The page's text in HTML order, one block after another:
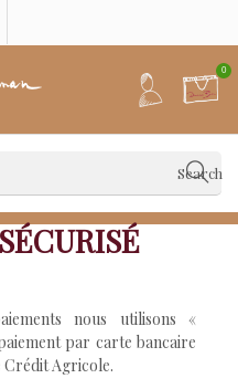
0
Search
nous utilisons «
par carte bancaire
Crédit Agricole.